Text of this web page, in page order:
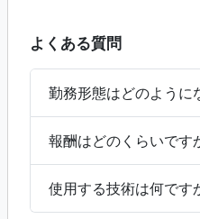
よくある質問
勤務形態はどのように
報酬はどのくらいです
使用する技術は何です